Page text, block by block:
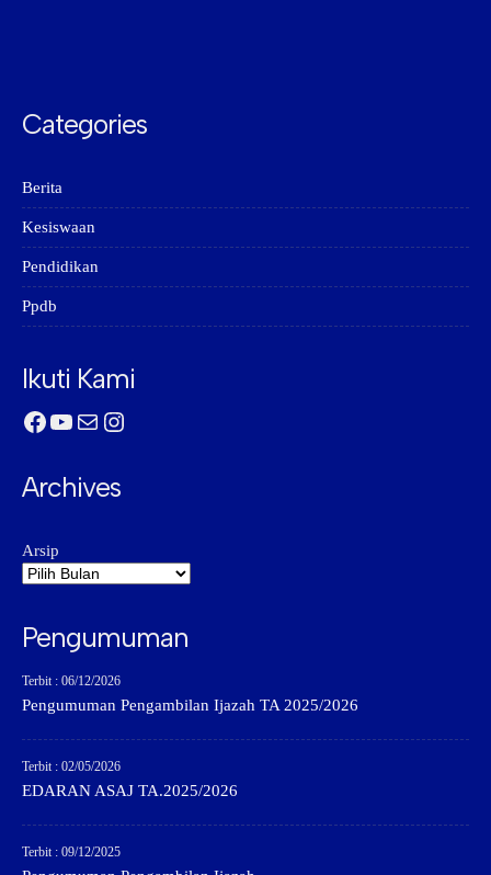
Categories
Berita
Kesiswaan
Pendidikan
Ppdb
Ikuti Kami
Facebook
YouTube
MailInstagram
Archives
Arsip
Pengumuman
Terbit : 06/12/2026
Pengumuman Pengambilan Ijazah TA 2025/2026
Terbit : 02/05/2026
EDARAN ASAJ TA.2025/2026
Terbit : 09/12/2025